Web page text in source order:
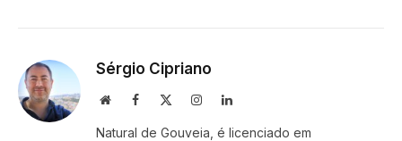
Sérgio Cipriano
WebsiteFacebook InstagramLinkedIn
Natural de Gouveia, é licenciado em